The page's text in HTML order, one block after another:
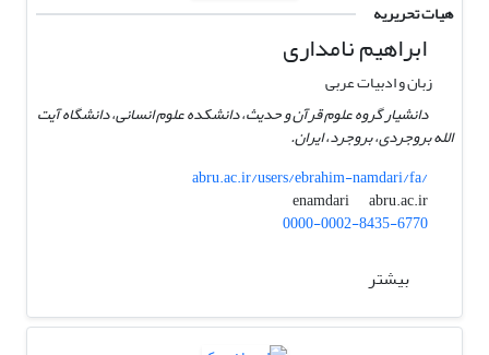
هیات تحریریه
ابراهیم نامداری
زبان و ادبیات عربی
دانشیار گروه علوم قرآن و حدیث، دانشکده علوم انسانی، دانشگاه آیت
الله بروجردی، بروجرد، ایران.
abru.ac.ir/users/ebrahim-namdari/fa/
enamdari
abru.ac.ir
0000-0002-8435-6770
بیشتر